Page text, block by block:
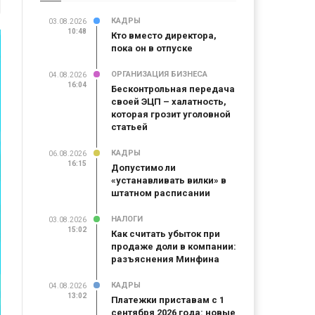
03.08.2026
10:48
КАДРЫ
Кто вместо директора,
пока он в отпуске
04.08.2026
16:04
ОРГАНИЗАЦИЯ БИЗНЕСА
Бесконтрольная передача
своей ЭЦП – халатность,
которая грозит уголовной
статьей
06.08.2026
16:15
КАДРЫ
Допустимо ли
«устанавливать вилки» в
штатном расписании
03.08.2026
15:02
НАЛОГИ
Как считать убыток при
продаже доли в компании:
разъяснения Минфина
04.08.2026
13:02
КАДРЫ
Платежки приставам с 1
сентября 2026 года: новые